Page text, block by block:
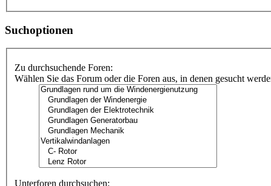
Suchoptionen
Zu durchsuchende Foren:
Wählen Sie das Forum oder die Foren aus, in denen gesucht
Unterforen durchsuchen: